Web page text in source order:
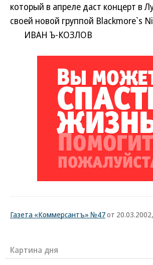
который в апреле даст концерт в
своей новой группой Blackmore`s
ИВАН Ъ-КОЗЛОВ
Газета «Коммерсантъ» №47от
Картина дня